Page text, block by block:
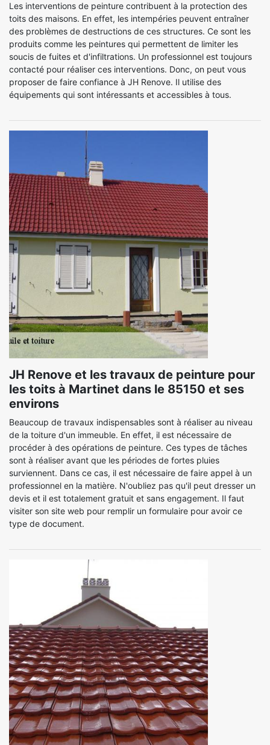
Les interventions de peinture contribuent à la protection des
toits des maisons. En effet, les intempéries peuvent entraîner
des problèmes de destructions de ces structures. Ce sont les
produits comme les peintures qui permettent de limiter les
soucis de fuites et d'infiltrations. Un professionnel est toujours
contacté pour réaliser ces interventions. Donc, on peut vous
proposer de faire confiance à JH Renove. Il utilise des
équipements qui sont intéressants et accessibles à tous.
JH Renove et les travaux de peinture pour
les toits à Martinet dans le 85150 et ses
environs
Beaucoup de travaux indispensables sont à réaliser au niveau
de la toiture d'un immeuble. En effet, il est nécessaire de
procéder à des opérations de peinture. Ces types de tâches
sont à réaliser avant que les périodes de fortes pluies
surviennent. Dans ce cas, il est nécessaire de faire appel à un
professionnel en la matière. N'oubliez pas qu'il peut dresser un
devis et il est totalement gratuit et sans engagement. Il faut
visiter son site web pour remplir un formulaire pour avoir ce
type de document.